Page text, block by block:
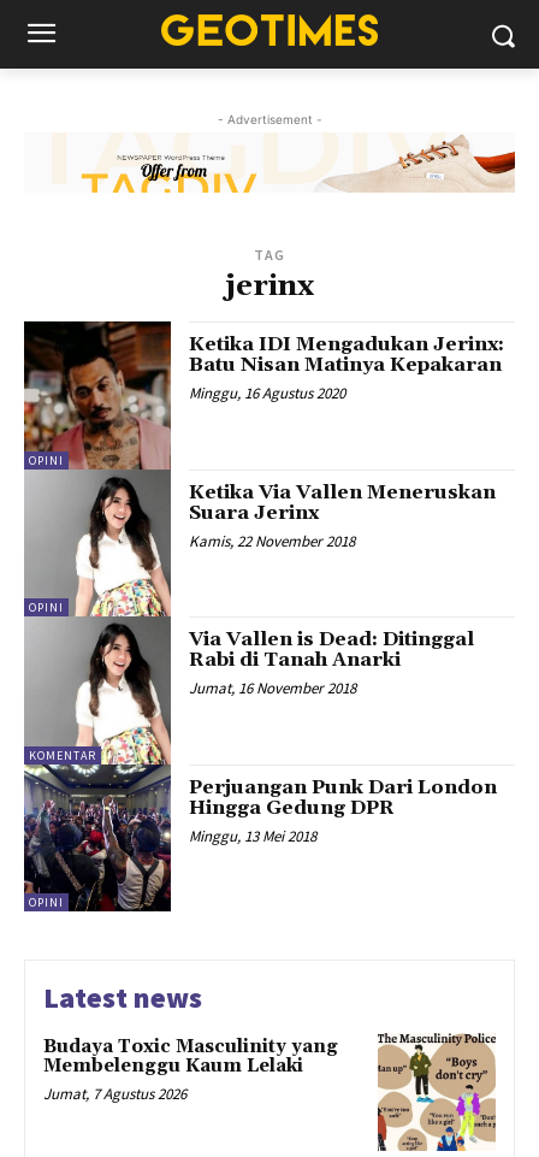
- Advertisement -
TAG
jerinx
OPINI
Ketika IDI Mengadukan Jerinx:
Batu Nisan Matinya Kepakaran
Minggu, 16 Agustus 2020
OPINI
Ketika Via Vallen Meneruskan
Suara Jerinx
Kamis, 22 November 2018
KOMENTAR
Via Vallen is Dead: Ditinggal
Rabi di Tanah Anarki
Jumat, 16 November 2018
OPINI
Perjuangan Punk Dari London
Hingga Gedung DPR
Minggu, 13 Mei 2018
Latest news
Budaya Toxic Masculinity yang
Membelenggu Kaum Lelaki
Jumat, 7 Agustus 2026